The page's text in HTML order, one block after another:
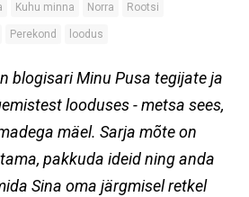
Kuhu minna Norra Rootsi
Perekond loodus
blogisari Minu Pusa tegijate ja
looduses - metsa sees,
mäel. Sarja mõte on
pakkuda ideid ning anda
Sina oma järgmisel retkel